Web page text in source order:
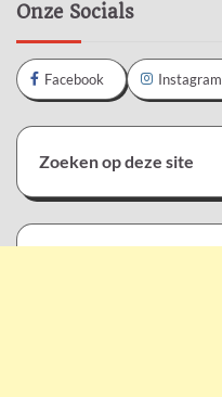
Onze Socials
Facebook Instagram
Zoeken op deze site